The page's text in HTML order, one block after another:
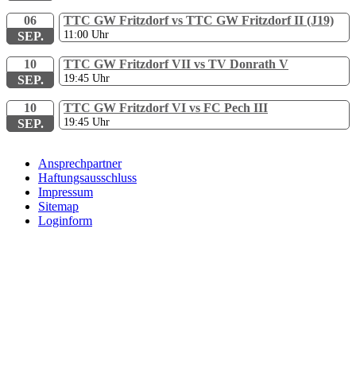
06
SEP.
TTC GW Fritzdorf vs TTC GW Fritzdorf II (J19)
11:00 Uhr
10
SEP.
TTC GW Fritzdorf VII vs TV Donrath V
19:45 Uhr
10
SEP.
TTC GW Fritzdorf VI vs FC Pech III
19:45 Uhr
Ansprechpartner
Haftungsausschluss
Impressum
Sitemap
Loginform